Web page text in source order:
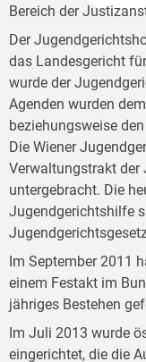
Bereich der
Der
das Landesgericht
wurde der
Agenden wurden
beziehungsweise
Die Wiener
Verwaltungstrakt
untergebracht. Die
Jugendgerichtshilfe
Im September 2011
einem Festakt im
jähriges Bestehen
Im Juli 2013 wurde
eingerichtet, die die